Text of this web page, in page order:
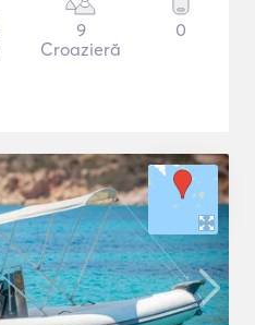
9
Croazieră
0